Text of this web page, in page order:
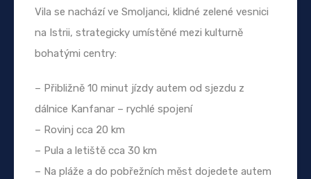
Vila se nachází ve Smoljanci, klidné zelené vesnici
na Istrii, strategicky umístěné mezi kulturně
bohatými centry:
– Přibližně 10 minut jízdy autem od sjezdu z
dálnice Kanfanar – rychlé spojení
– Rovinj cca 20 km
– Pula a letiště cca 30 km
– Na pláže a do pobřežních měst dojedete autem